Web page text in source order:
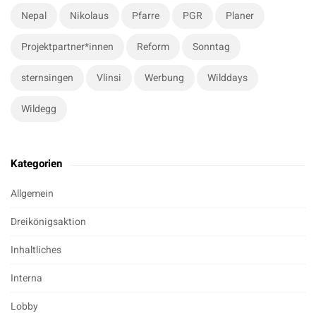
Nepal Nikolaus Pfarre PGR Planer
Projektpartner*innen Reform Sonntag
sternsingen Vlinsi Werbung Wilddays
Wildegg
Kategorien
Allgemein
Dreikönigsaktion
Inhaltliches
Interna
Lobby